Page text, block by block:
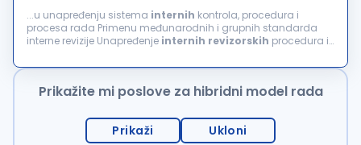
...u unapređenju sistema internih kontrola, procedura i
procesa rada Primenu međunarodnih i grupnih standarda
interne revizije Unapređenje internih revizorskih procedura i
revizije Praćenje izmena i dopunu...
Prikažite mi poslove za hibridni model rada
Prikaži Ukloni